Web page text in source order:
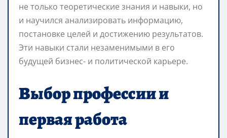
не только теоретические знания и навыки, но
и научился анализировать информацию,
постановке целей и достижению результатов.
Эти навыки стали незаменимыми в его
будущей бизнес- и политической карьере.
Выбор профессии и
первая работа